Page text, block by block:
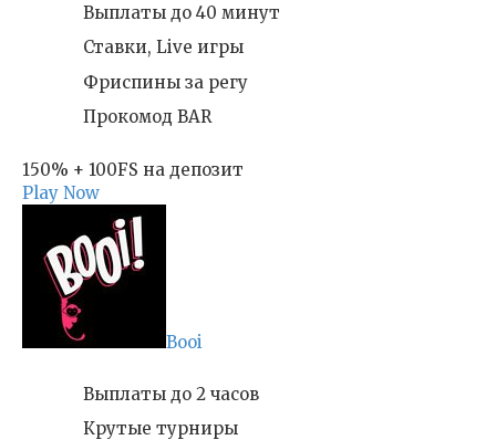
Выплаты до 40 минут
Ставки, Live игры
Фриспины за регу
Прокомод BAR
150% + 100FS на депозит
Play Now
Booi
Выплаты до 2 часов
Крутые турниры